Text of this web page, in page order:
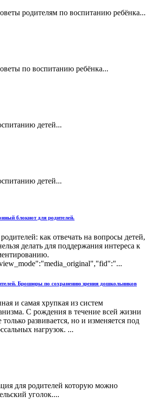
родителям по воспитанию ребёнка...
по воспитанию ребёнка...
детей...
детей...
блокнот для родителей.
как отвечать на вопросы детей,
делать для поддержания интереса к
Брошюры по сохранению зрения дошкольников
и самая хрупкая из систем
С рождения в течение всей жизни
только развивается, но и изменяется под
нагрузок. ...
для родителей которую можно
уголок....